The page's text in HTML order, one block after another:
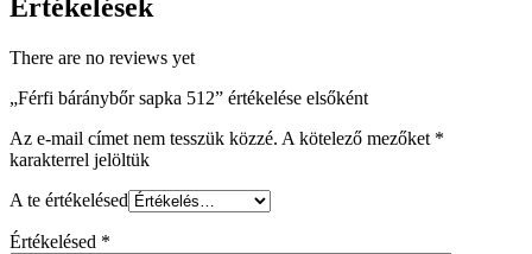
Értékelések
There are no reviews yet
„Férfi báránybőr sapka 512” értékelése elsőként
Az e-mail címet nem tesszük közzé. A kötelező mezőket *
karakterrel jelöltük
A te értékelésed
Értékelésed *